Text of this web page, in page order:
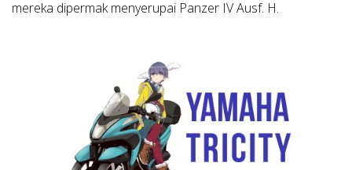
mereka dipermak menyerupai Panzer IV Ausf. H.